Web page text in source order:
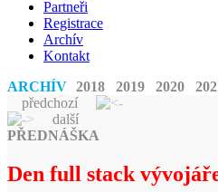
Partneři
Registrace
Archív
Kontakt
ARCHÍV 2018 2019 2020
předchozí
další
PŘEDNÁŠKA
Den full stack